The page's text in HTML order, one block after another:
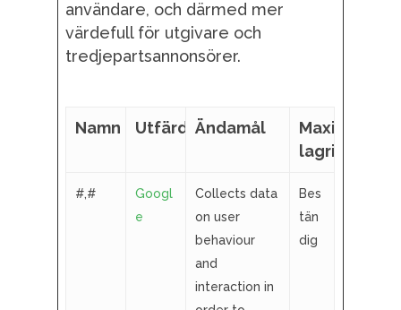
användare, och därmed mer
värdefull för utgivare och
tredjepartsannonsörer.
Namn UtfärdareÄndamål
Maximal
lagringstid
#,#
Googl
e
Collects data
on user
behaviour
and
interaction in
Bes
tän
dig